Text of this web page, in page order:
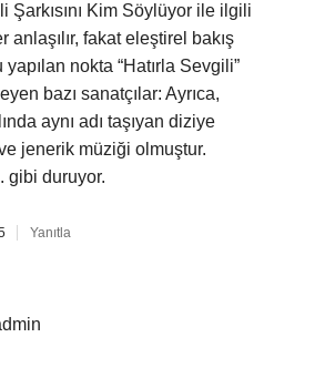
Şarkısını Kim Söylüyor ile ilgili
anlaşılır, fakat eleştirel bakış
yapılan nokta “Hatırla Sevgili”
bazı sanatçılar: Ayrıca,
aynı adı taşıyan diziye
jenerik müziği olmuştur.
gibi duruyor.
Yanıtla